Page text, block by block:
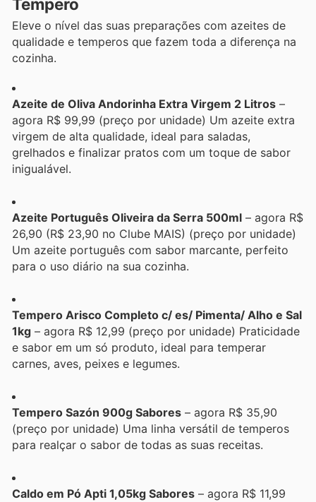
Eleve o nível das suas preparações com azeites de
qualidade e temperos que fazem toda a diferença na
cozinha.
Azeite de Oliva Andorinha Extra Virgem 2 Litros –
agora R$ 99,99 (preço por unidade) Um azeite extra
virgem de alta qualidade, ideal para saladas,
grelhados e finalizar pratos com um toque de sabor
inigualável.
Azeite Português Oliveira da Serra 500ml – agora R$
26,90 (R$ 23,90 no Clube MAIS) (preço por unidade)
Um azeite português com sabor marcante, perfeito
para o uso diário na sua cozinha.
Tempero Arisco Completo c/ es/ Pimenta/ Alho e Sal
1kg – agora R$ 12,99 (preço por unidade) Praticidade
e sabor em um só produto, ideal para temperar
carnes, aves, peixes e legumes.
Tempero Sazón 900g Sabores – agora R$ 35,90
(preço por unidade) Uma linha versátil de temperos
para realçar o sabor de todas as suas receitas.
Caldo em Pó Apti 1,05kg Sabores – agora R$ 11,99